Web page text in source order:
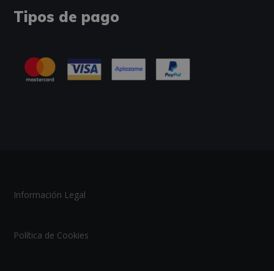
Tipos de pago
Información Legal
Política de Cookies